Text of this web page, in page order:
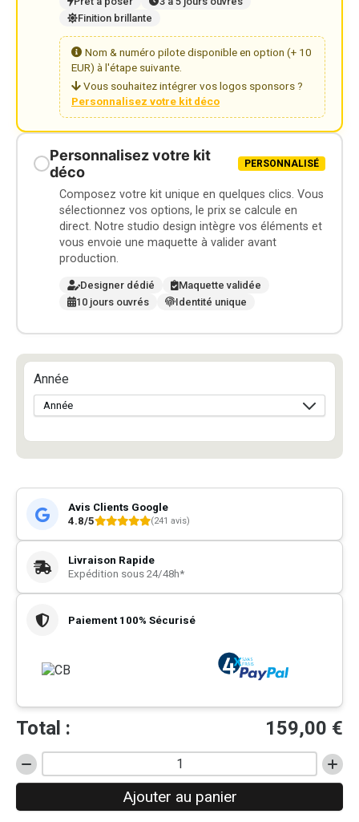
Finition brillante
Nom & numéro pilote disponible en option (+ 10
EUR) à l'étape suivante.
Vous souhaitez intégrer vos logos sponsors ?
Personnalisez votre kit déco
Personnalisez votre kit
déco
PERSONNALISÉ
Composez votre kit unique en quelques clics. Vous
sélectionnez vos options, le prix se calcule en
direct. Notre studio design intègre vos éléments et
vous envoie une maquette à valider avant
production.
Designer dédié
Maquette validée
10 jours ouvrés
Identité unique
Année
Avis Clients Google
4.8/5
(241 avis)
Livraison Rapide
Expédition sous 24/48h*
Paiement 100% Sécurisé
Total : 159,00 €
quantité
de
Ajouter au panier